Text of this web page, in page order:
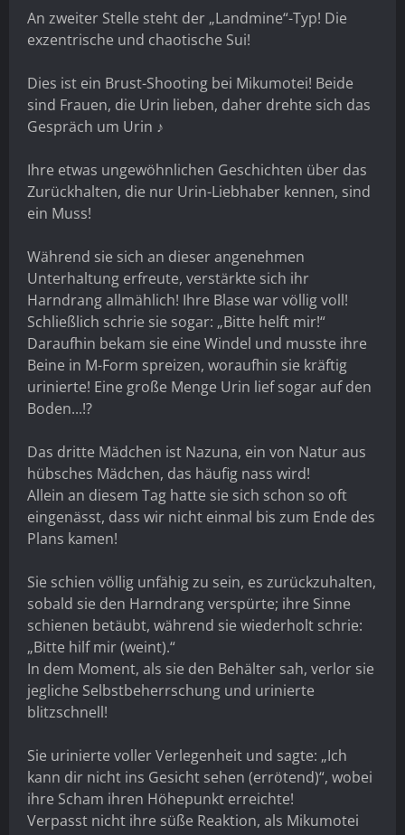
An zweiter Stelle steht der „Landmine“-Typ! Die
exzentrische und chaotische Sui!
Dies ist ein Brust-Shooting bei Mikumotei! Beide
sind Frauen, die Urin lieben, daher drehte sich das
Gespräch um Urin ♪
Ihre etwas ungewöhnlichen Geschichten über das
Zurückhalten, die nur Urin-Liebhaber kennen, sind
ein Muss!
Während sie sich an dieser angenehmen
Unterhaltung erfreute, verstärkte sich ihr
Harndrang allmählich! Ihre Blase war völlig voll!
Schließlich schrie sie sogar: „Bitte helft mir!“
Daraufhin bekam sie eine Windel und musste ihre
Beine in M-Form spreizen, woraufhin sie kräftig
urinierte! Eine große Menge Urin lief sogar auf den
Boden...!?
Das dritte Mädchen ist Nazuna, ein von Natur aus
hübsches Mädchen, das häufig nass wird!
Allein an diesem Tag hatte sie sich schon so oft
eingenässt, dass wir nicht einmal bis zum Ende des
Plans kamen!
Sie schien völlig unfähig zu sein, es zurückzuhalten,
sobald sie den Harndrang verspürte; ihre Sinne
schienen betäubt, während sie wiederholt schrie:
„Bitte hilf mir (weint).“
In dem Moment, als sie den Behälter sah, verlor sie
jegliche Selbstbeherrschung und urinierte
blitzschnell!
Sie urinierte voller Verlegenheit und sagte: „Ich
kann dir nicht ins Gesicht sehen (errötend)“, wobei
ihre Scham ihren Höhepunkt erreichte!
Verpasst nicht ihre süße Reaktion, als Mikumotei